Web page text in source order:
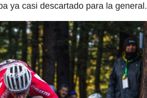
ya casi descartado para la general.